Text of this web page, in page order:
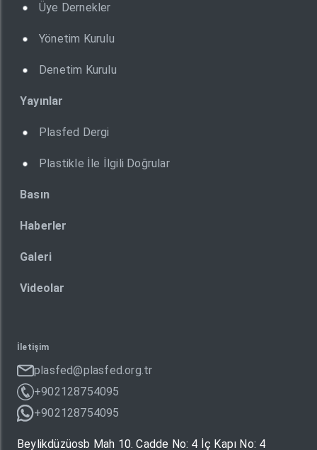
Üye Dernekler
Yönetim Kurulu
Denetim Kurulu
Yayınlar
Plasfed Dergi
Plastikle İle İlgili Doğrular
Basın
Haberler
Galeri
Videolar
İletişim
plasfed@plasfed.org.tr
+902128754095
+902128754095
Beylikdüzüosb Mah 10. Cadde No: 4 İç Kapı No: 4